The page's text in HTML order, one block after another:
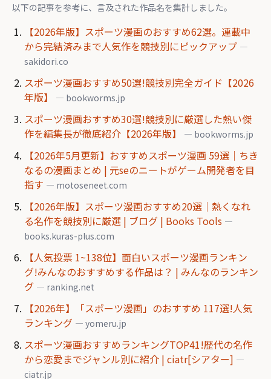
以下の記事を参考に、言及された作品名を集計しました。
【2026年版】スポーツ漫画のおすすめ62選。連載中
から完結済みまで人気作を競技別にピックアップ —
sakidori.co
スポーツ漫画おすすめ50選!競技別完全ガイド【2026
年版】
— bookworms.jp
スポーツ漫画おすすめ30選!競技別に厳選した熱い傑
作を編集長が徹底紹介【2026年版】
— bookworms.jp
【2026年5月更新】おすすめスポーツ漫画 59選｜ちき
なるの漫画まとめ | 元seのニートがゲーム開発者を目
指す — motoseneet.com
【2026年版】スポーツ漫画おすすめ20選｜熱くなれ
る名作を競技別に厳選 | ブログ | Books Tools —
books.kuras-plus.com
【人気投票 1~138位】面白いスポーツ漫画ランキン
グ!みんなのおすすめする作品は？ | みんなのランキン
グ — ranking.net
【2026年】「スポーツ漫画」のおすすめ 117選!人気
ランキング — yomeru.jp
スポーツ漫画おすすめランキングTOP41!歴代の名作
から恋愛までジャンル別に紹介 | ciatr[シアター] —
ciatr.jp